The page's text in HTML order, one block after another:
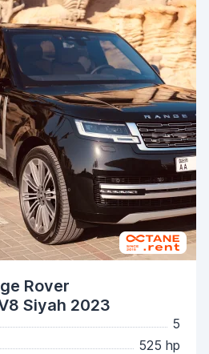
Rover
Siyah 2023
5
525 hp